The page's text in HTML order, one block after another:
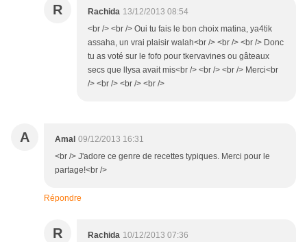
R Rachida 13/12/2013 08:54
<br /> <br /> Oui tu fais le bon choix matina, ya4tik
assaha, un vrai plaisir walah<br /> <br /> <br /> Donc
tu as voté sur le fofo pour tkervavines ou gâteaux
secs que llysa avait mis<br /> <br /> <br /> Merci<br
/> <br /> <br /> <br />
A Amal 09/12/2013 16:31
<br /> J'adore ce genre de recettes typiques. Merci pour le
partage!<br />
Répondre
R Rachida 10/12/2013 07:36